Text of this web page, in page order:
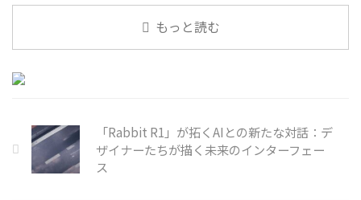
聴者を釘付けにしたテレビ朝日開
を超え、現代社会を生き抜くため
の「知恵のライフハック」を深く
もっと読む
「Rabbit R1」が拓くAIとの新たな対話：デ
ザイナーたちが描く未来のインターフェー
ス